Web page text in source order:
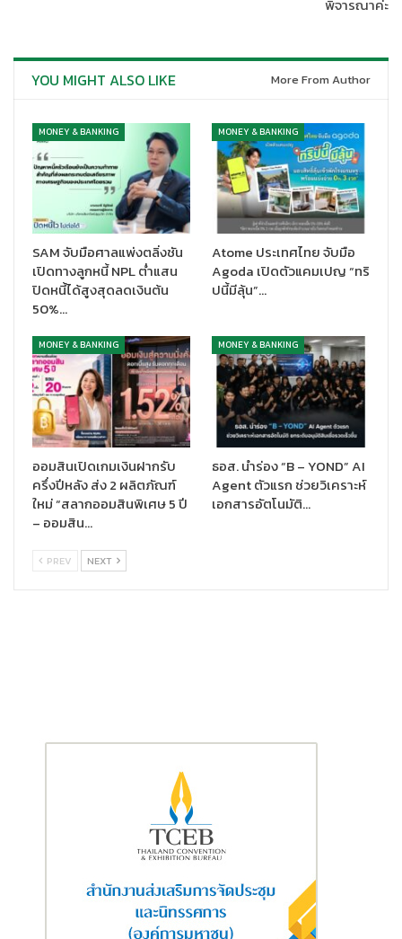
เลือกฝากเงินได้ทั้งที่เครื่องฝากเงินธนาคารกสิกรไทยหรือที่เคาน์เตอร์
ขึ้น ซึ่งนอกจากบริการฝากเงินแล้ว ลูกค้ายังสามารถทำธุรกรรมด้าน
อื่น ๆ ครอบคลุมทั้งการถอนเงินและบริการยืนยันตัวตน (K CHECK ID)
ได้ครบที่เคาน์เตอร์เซอร์วิสในร้านเซเว่นอีเลฟเว่น ทุกสาขาทั่วประเทศ
กว่า 16,000 แห่ง ตลอด 24 ชั่วโมงเช่นกัน ผู้สนใจสามารถศึกษาราย
ละเอียด ข้อจำกัด เงื่อนไขเพิ่มเติมได้ที่
www.kasikornbank.com/k_kbs-7-11 หรือสอบถามรายละเอียด
เพิ่มเติมที่ K-Contact Center โทร. 02-8888888
พิจารณาค่ะ
YOU MIGHT ALSO LIKE More From Author
MONEY & BANKING
SAM จับมือศาลแพ่งตลิ่งชัน
เปิดทางลูกหนี้ NPL ต่ำแสน
ปิดหนี้ได้สูงสุดลดเงินต้น
50%…
MONEY & BANKING
Atome ประเทศไทย จับมือ
Agoda เปิดตัวแคมเปญ “ทริ
ปนี้มีลุ้น”…
MONEY & BANKING
ออมสินเปิดเกมเงินฝากรับ
ครึ่งปีหลัง ส่ง 2 ผลิตภัณฑ์
ใหม่ “สลากออมสินพิเศษ 5 ปี
– ออมสิน…
MONEY & BANKING
ธอส. นำร่อง “B – YOND” AI
Agent ตัวแรก ช่วยวิเคราะห์
เอกสารอัตโนมัติ…
PREV NEXT